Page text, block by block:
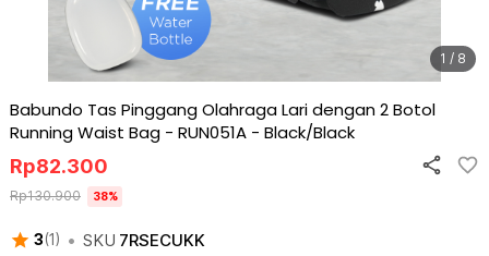
1 / 8
Babundo Tas Pinggang Olahraga Lari dengan 2 Botol
Running Waist Bag - RUN051A - Black/Black
3(1 ) • SKU 7RSECUKK
Rp82.300
Rp130.900 38%